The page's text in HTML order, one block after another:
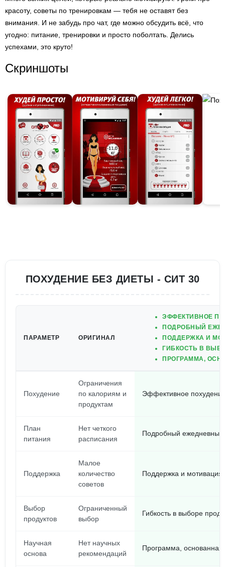
красоту, советы по тренировкам — тебя не оставят без
внимания. И не забудь про чат, где можно обсудить всё, что
угодно: питание, тренировки и просто поболтать. Делись
успехами, это круто!
Скриншоты
ПОХУДЕНИЕ БЕЗ ДИЕТЫ - СИТ 30
ПАРАМЕТР ОРИГИНАЛ
ЭФФЕКТИВНОЕ
ПОДРОБНЫЙ
ПОДДЕРЖКА И
ГИБКОСТЬ В
ПРОГРАММА,
Похудение
Ограничения
по калориям и
продуктам
Эффективное
План
питания
Нет четкого
расписания
Подробный ежедневный
Поддержка
Малое
количество
советов
Поддержка и мотивация
Выбор
продуктов
Ограниченный
выбор
Гибкость в выборе
Научная
основа
Нет научных
рекомендаций
Программа, основанная